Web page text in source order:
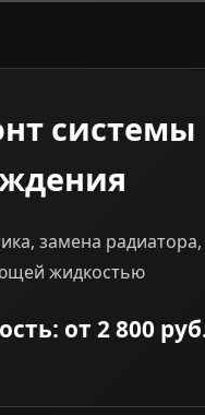
системы
замена
жидкостью
от 2 800